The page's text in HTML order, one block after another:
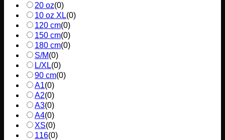
20 oz(0)
10 oz XL(0)
120 cm(0)
150 cm(0)
180 cm(0)
S/M(0)
L/XL(0)
90 cm(0)
A1(0)
A2(0)
A3(0)
A4(0)
XS(0)
116(0)